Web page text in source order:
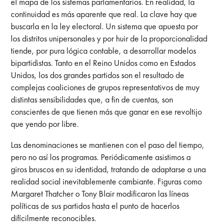
continuidad es más aparente que real. La clave hay que
buscarla en la ley electoral. Un sistema que apuesta por
los distritos unipersonales y por huir de la proporcionalidad
tiende, por pura lógica contable, a desarrollar modelos
bipartidistas. Tanto en el Reino Unidos como en Estados
Unidos, los dos grandes partidos son el resultado de
complejas coaliciones de grupos representativos de muy
distintas sensibilidades que, a fin de cuentas, son
conscientes de que tienen más que ganar en ese revoltijo
que yendo por libre.
Las denominaciones se mantienen con el paso del tiempo,
pero no así los programas. Periódicamente asistimos a
giros bruscos en su identidad, tratando de adaptarse a una
realidad social inevitablemente cambiante. Figuras como
Margaret Thatcher o Tony Blair modificaron las líneas
políticas de sus partidos hasta el punto de hacerlos
difícilmente reconocibles.